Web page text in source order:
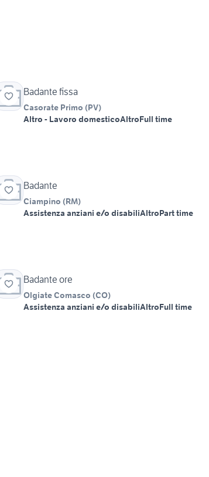
Badante fissa
Casorate Primo (PV)
Altro - Lavoro domesticoAltroFull time
Badante
Ciampino (RM)
Assistenza anziani e/o disabiliAltroPart time
Badante ore
Olgiate Comasco (CO)
Assistenza anziani e/o disabiliAltroFull time